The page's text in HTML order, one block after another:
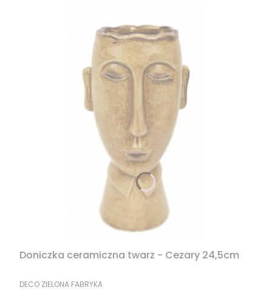
Doniczka ceramiczna twarz - Cezary 24,5cm
PRODUCENT
DECO ZIELONA FABRYKA